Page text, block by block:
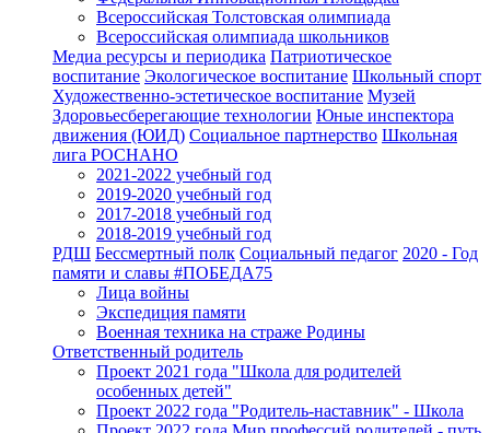
Всероссийская Толстовская олимпиада
Всероссийская олимпиада школьников
Медиа ресурсы и периодика Патриотическое
воспитание Экологическое воспитание Школьный спорт
Художественно-эстетическое воспитание Музей
Здоровьесберегающие технологии Юные инспектора
движения (ЮИД) Социальное партнерство Школьная
лига РОСНАНО
2021-2022 учебный год
2019-2020 учебный год
2017-2018 учебный год
2018-2019 учебный год
РДШ Бессмертный полк Социальный педагог 2020 - Год
памяти и славы #ПОБЕДА75
Лица войны
Экспедиция памяти
Военная техника на страже Родины
Ответственный родитель
Проект 2021 года "Школа для родителей
особенных детей"
Проект 2022 года "Родитель-наставник" - Школа